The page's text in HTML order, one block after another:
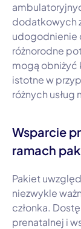
dodatkowych
udogodnienie
różnorodne
mogą obniżyć
istotne w
różnych usług
Wsparcie
ramach
Pakiet
niezwykle
członka.
prenatalnej i